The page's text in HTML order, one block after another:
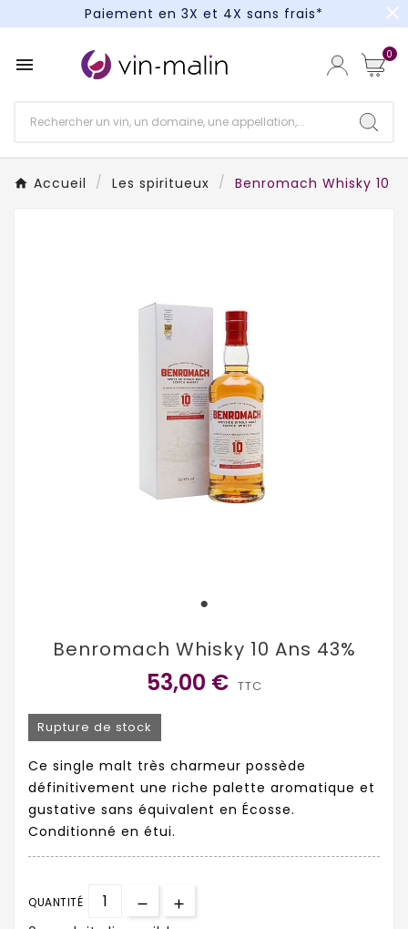
Paiement en 3X et 4X sans frais*
Paiement en 3X et 4X sans frais*
close
 0
Accueil Les spiritueux Benromach Whisky 10
Benromach Whisky 10 Ans 43%
53,00 € TTC
Rupture de stock
Ce single malt très charmeur possède
définitivement une riche palette aromatique et
gustative sans équivalent en Écosse.
Conditionné en étui.
QUANTITÉ